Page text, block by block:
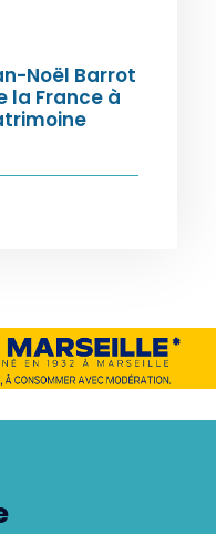
Noël Barrot
la France à